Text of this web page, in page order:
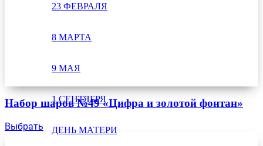
23 ФЕВРАЛЯ
8 МАРТА
9 МАЯ
1 СЕНТЯБРЯ
ДЕНЬ МАТЕРИ
Набор шаров №49 «Цифра и золотой фонтан»
Выбрать